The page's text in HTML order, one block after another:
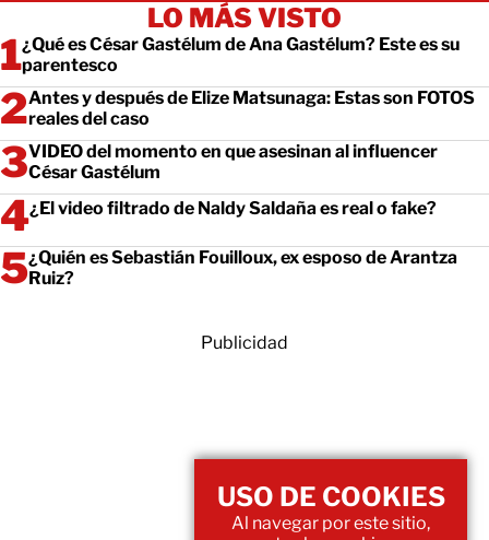
LO MÁS VISTO
¿Qué es César Gastélum de Ana Gastélum? Este es su
parentesco
Antes y después de Elize Matsunaga: Estas son FOTOS
reales del caso
VIDEO del momento en que asesinan al influencer
César Gastélum
¿El video filtrado de Naldy Saldaña es real o fake?
¿Quién es Sebastián Fouilloux, ex esposo de Arantza
Ruiz?
Publicidad
USO DE COOKIES
Al navegar por este sitio,